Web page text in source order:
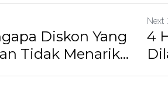
Diskon Yang
Tidak Menarik...
Next
4